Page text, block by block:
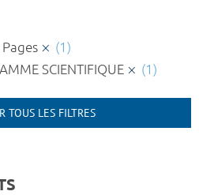
(1)
SCIENTIFIQUE
(1)
TOUS LES FILTRES